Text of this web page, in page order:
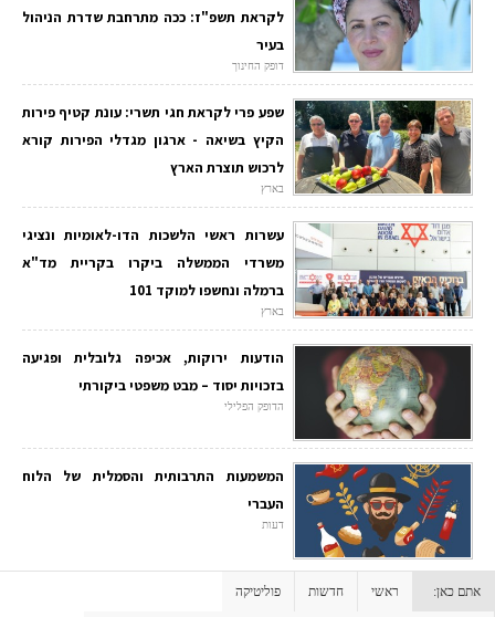
לקראת תשפ"ז: ככה מתרחבת שדרת הניהול
בעיר
דופק החינוך
שפע פרי לקראת חגי תשרי: עונת קטיף פירות
הקיץ בשיאה - ארגון מגדלי הפירות קורא
לרכוש תוצרת הארץ
בארץ
עשרות ראשי הלשכות הדו-לאומיות ונציגי
משרדי הממשלה ביקרו בקריית מד"א
ברמלה ונחשפו למוקד 101
בארץ
הודעות ירוקות, אכיפה גלובלית ופגיעה
בזכויות יסוד – מבט משפטי ביקורתי
הדופק הפלילי
המשמעות התרבותית והסמלית של הלוח
העברי
דעות
אתם כאן: ראשי חדשות פוליטיקה